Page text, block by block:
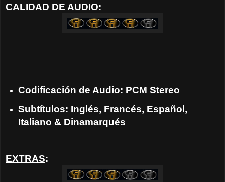
CALIDAD DE AUDIO:
Codificación de Audio: PCM Stereo
Subtítulos: Inglés, Francés, Español,
Italiano & Dinamarqués
EXTRAS: